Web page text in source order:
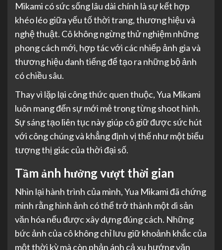
Mikami có sức sống lâu dài chính là sự kết hợp
khéo léo giữa yếu tố thời trang, thương hiệu và
nghệ thuật. Cô không ngừng thử nghiệm những
phong cách mới, hợp tác với các nhiếp ảnh gia và
thương hiệu danh tiếng để tạo ra những bộ ảnh
có chiều sâu.
Thay vì lặp lại công thức quen thuộc, Yua Mikami
luôn mang đến sự mới mẻ trong từng shoot hình.
Sự sáng tạo liên tục này giúp cô giữ được sức hút
với công chúng và khẳng định vị thế như một biểu
tượng thị giác của thời đại số.
Tầm ảnh hưởng vượt thời gian
Nhìn lại hành trình của mình, Yua Mikami đã chứng
minh rằng hình ảnh có thể trở thành một di sản
văn hóa nếu được xây dựng đúng cách. Những
bức ảnh của cô không chỉ lưu giữ khoảnh khắc của
một thời kỳ mà còn phản ánh cả xu hướng văn